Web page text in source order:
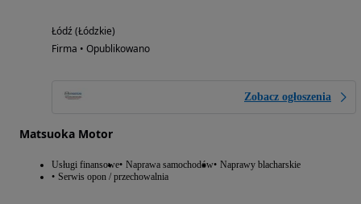
Łódź (Łódzkie)
Firma • Opublikowano
Zobacz ogłoszenia
Matsuoka Motor
Usługi finansowe Naprawa samochodów Naprawy blacharskie
Serwis opon / przechowalnia